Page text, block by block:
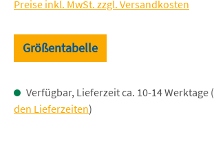
Preise inkl. MwSt. zzgl. Versandkosten
Größentabelle
Verfügbar, Lieferzeit ca. 10-14 Werktage (
den Lieferzeiten)